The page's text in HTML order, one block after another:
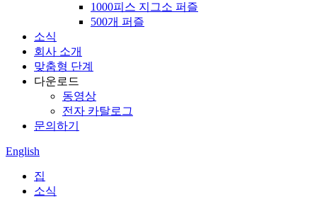
1000피스 지그소 퍼즐
500개 퍼즐
소식
회사 소개
맞춤형 단계
다운로드
동영상
전자 카탈로그
문의하기
English
집
소식